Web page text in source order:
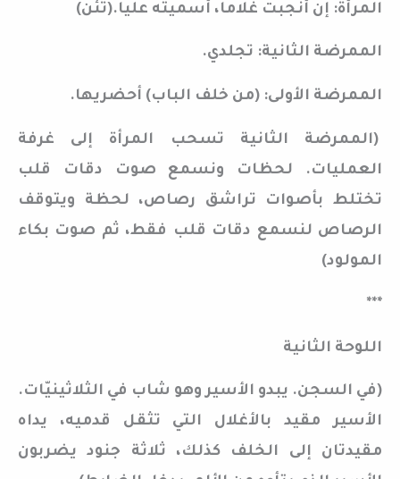
المرأة: إن أنجبت غلاما، أسميته عليا.(تئن)
الممرضة الثانية: تجلدي.
الممرضة الأولى: (من خلف الباب) أحضريها.
(الممرضة الثانية تسحب المرأة إلى غرفة
العمليات. لحظات ونسمع صوت دقات قلب
تختلط بأصوات تراشق رصاص، لحظة ويتوقف
الرصاص لنسمع دقات قلب فقط، ثم صوت بكاء
المولود)
***
اللوحة الثانية
(في السجن. يبدو الأسير وهو شاب في الثلاثينيّات.
الأسير مقيد بالأغلال التي تثقل قدميه، يداه
مقيدتان إلى الخلف كذلك، ثلاثة جنود يضربون